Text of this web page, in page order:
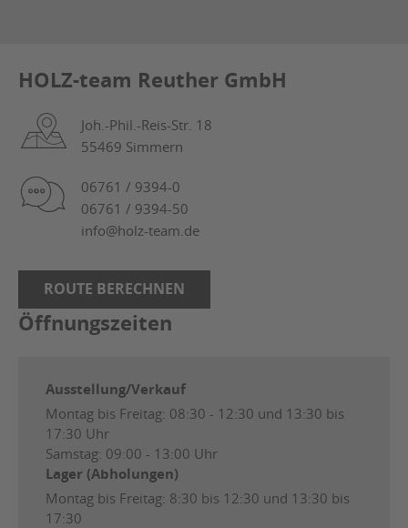
HOLZ-team Reuther GmbH
Joh.-Phil.-Reis-Str. 18
55469 Simmern
06761 / 9394-0
06761 / 9394-50
info@holz-team.de
ROUTE BERECHNEN
Öffnungszeiten
Ausstellung/Verkauf
Montag bis Freitag: 08:30 - 12:30 und 13:30 bis
17:30 Uhr
Samstag: 09:00 - 13:00 Uhr
Lager (Abholungen)
Montag bis Freitag: 8:30 bis 12:30 und 13:30 bis
17:30